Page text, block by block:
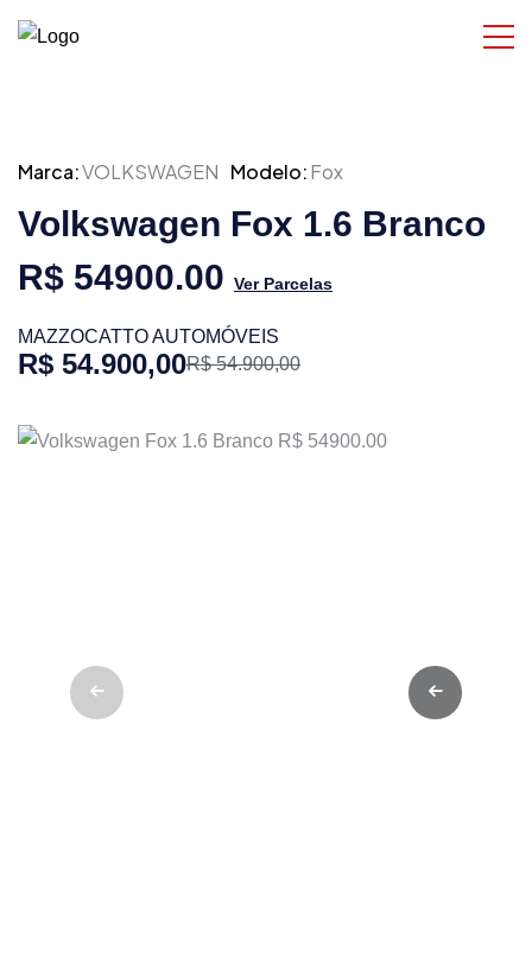
Marca:VOLKSWAGEN Modelo:Fox
Volkswagen Fox 1.6 Branco
R$ 54900.00 Ver Parcelas
MAZZOCATTO AUTOMÓVEIS
R$ 54.900,00R$ 54.900,00